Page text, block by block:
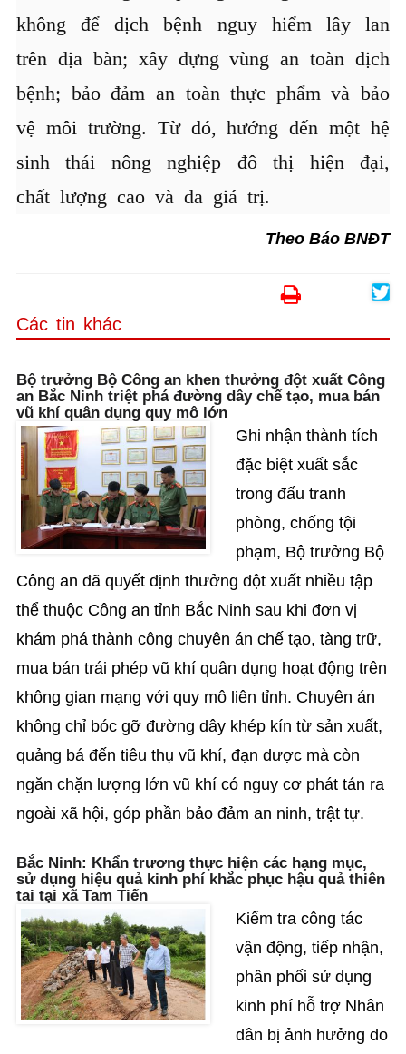
không để dịch bệnh nguy hiểm lây lan
trên địa bàn; xây dựng vùng an toàn dịch
bệnh; bảo đảm an toàn thực phẩm và bảo
vệ môi trường. Từ đó, hướng đến một hệ
sinh thái nông nghiệp đô thị hiện đại,
chất lượng cao và đa giá trị.
Theo Báo BNĐT
Các tin khác
Bộ trưởng Bộ Công an khen thưởng đột xuất Công
an Bắc Ninh triệt phá đường dây chế tạo, mua bán
vũ khí quân dụng quy mô lớn
Ghi nhận thành tích
đặc biệt xuất sắc
trong đấu tranh
phòng, chống tội
phạm, Bộ trưởng Bộ
Công an đã quyết định thưởng đột xuất nhiều tập
thể thuộc Công an tỉnh Bắc Ninh sau khi đơn vị
khám phá thành công chuyên án chế tạo, tàng trữ,
mua bán trái phép vũ khí quân dụng hoạt động trên
không gian mạng với quy mô liên tỉnh. Chuyên án
không chỉ bóc gỡ đường dây khép kín từ sản xuất,
quảng bá đến tiêu thụ vũ khí, đạn dược mà còn
ngăn chặn lượng lớn vũ khí có nguy cơ phát tán ra
ngoài xã hội, góp phần bảo đảm an ninh, trật tự.
Bắc Ninh: Khẩn trương thực hiện các hạng mục,
sử dụng hiệu quả kinh phí khắc phục hậu quả thiên
tai tại xã Tam Tiến
Kiểm tra công tác
vận động, tiếp nhận,
phân phối sử dụng
kinh phí hỗ trợ Nhân
dân bị ảnh hưởng do